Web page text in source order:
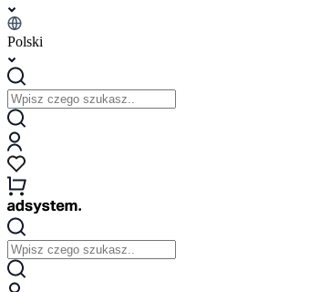
Polski